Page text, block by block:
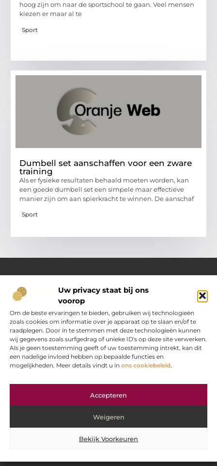
Uw privacy staat bij ons
voorop
Om de beste ervaringen te bieden, gebruiken wij technologieën
zoals cookies om informatie over je apparaat op te slaan en/of te
raadplegen. Door in te stemmen met deze technologieën kunnen
wij gegevens zoals surfgedrag of unieke ID's op deze site verwerken.
Als je geen toestemming geeft of uw toestemming intrekt, kan dit
een nadelige invloed hebben op bepaalde functies en
mogelijkheden. Meer details vindt u in ons cookiebeleid.
Accepteren
Weigeren
Bekijk Voorkeuren
hoog zijn om naar de sportschool te gaan. Veel mensen
kiezen er maar al te
Sport
Dumbell set aanschaffen voor een zware
training
Als er fysieke resultaten behaald moeten worden, kan
een goede dumbell set een simpele maar effectieve
manier zijn om aan spierkracht te winnen. De aanschaf
Sport
Over Oranje-web.nl
Dé plek voor praktische inzichten en dagelijkse inspiratie
Verken een gevarieerd aanbod aan artikelen en blogs
boordevol handige tips, slimme ideeën en verrassende
inzichten. Alles om jouw dagelijks leven nét wat eenvoudiger
en leuker te maken.
Main Links
Bericht categorie